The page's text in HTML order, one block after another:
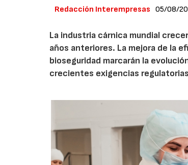
Redacción Interempresas 05/08/
La industria cárnica mundial
años anteriores. La mejora de la
bioseguridad marcarán la
crecientes exigencias